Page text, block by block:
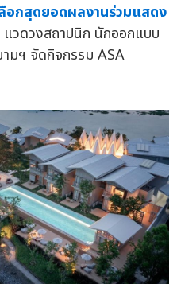
อกสุดยอดผลงานร่วมแสดง
วดวงสถาปนิก นักออกแบบ
มฯ จัดกิจกรรม ASA